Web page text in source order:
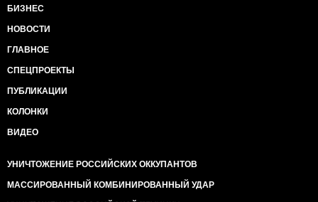
БИЗНЕС
НОВОСТИ
ГЛАВНОЕ
СПЕЦПРОЕКТЫ
ПУБЛИКАЦИИ
КОЛОНКИ
ВИДЕО
УНИЧТОЖЕНИЕ РОССИЙСКИХ ОККУПАНТОВ
МАССИРОВАННЫЙ КОМБИНИРОВАННЫЙ УДАР